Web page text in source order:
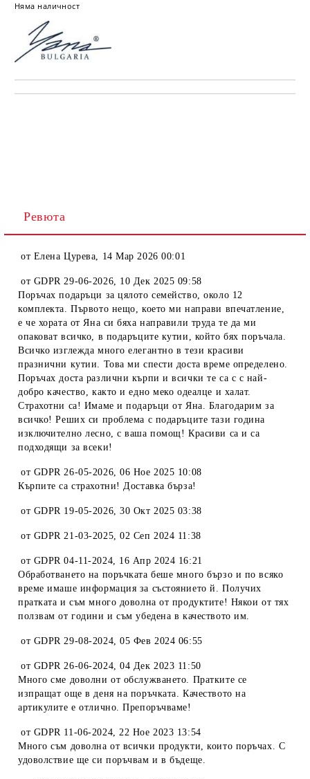
Няма наличност
Ревюта
от Елена Цурева, 14 Мар 2026 00:01
от GDPR 29-06-2026, 10 Дек 2025 09:58
Поръчах подаръци за цялото семейство, около 12
комплекта. Първото нещо, което ми направи впечатление,
е че хората от Яна си бяха направили труда те да ми
опаковат всичко, в подаръците кутии, който бях поръчала.
Всичко изглежда много елегантно в тези красиви
празнични кутии. Това ми спести доста време определено.
Поръчах доста различни кърпи и всички те са с с най-
добро качество, както и едно меко одеалце и халат.
Страхотни са! Имаме и подаръци от Яна. Благодарим за
всичко! Реших си проблема с подаръците тази година
изключително лесно, с ваша помощ! Красиви са и са
подходящи за всеки!
от GDPR 26-05-2026,06 Ное 2025 10:08
Кърпите са страхотни! Доставка бърза!
от GDPR 19-05-2026,30 Окт 2025 03:38
от GDPR 21-03-2025,02 Сеп 2024 11:38
от GDPR 04-11-2024, 16 Апр 2024 16:21
Обработването на поръчката беше много бързо и по всяко
време имаше информация за състоянието й. Получих
пратката и съм много доволна от продуктите! Някои от тях
ползвам от години и съм убедена в качеството им.
от GDPR 29-08-2024,05 Фев 2024 06:55
от GDPR 26-06-2024,04 Дек 2023 11:50
Много сме доволни от обслужването. Пратките се
изпращат още в деня на поръчката. Качеството на
артикулите е отлично. Препоръчваме!
от GDPR 11-06-2024,22 Ное 2023 13:54
Много съм доволна от всички продукти, които поръчах. С
удоволствие ще си поръчвам и в бъдеще.